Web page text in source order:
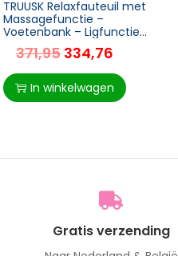
TRUUSK Relaxfauteuil met
Massagefunctie –
Voetenbank – Ligfunctie
– Imitatieleer – 79 x 82 x
101 cm
371,95 334,76
In winkelwagen
Gratis verzending